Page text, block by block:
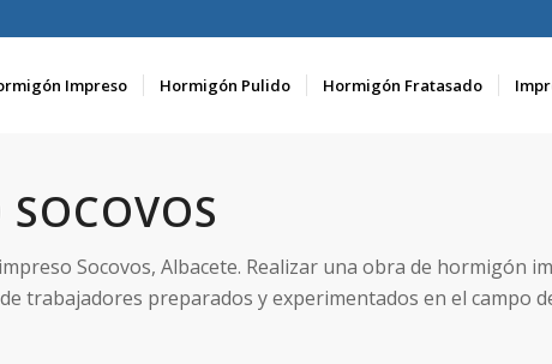
Impreso Hormigón Pulido Hormigón Fratasado
Socovos, Albacete. Realizar una obra de hormigón
trabajadores preparados y experimentados en el campo